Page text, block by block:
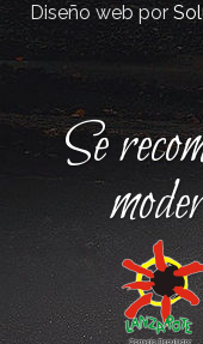
Diseño web por
Se